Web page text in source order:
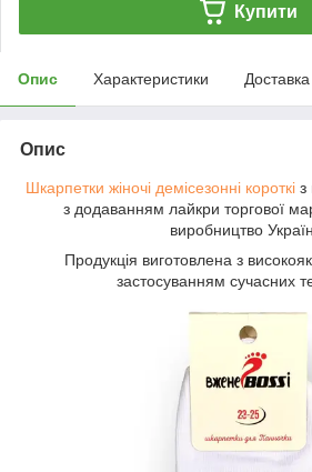
Купити
Опис Характеристики Доставка
Опис
Шкарпетки жіночі демісезонні короткіз
з додаванням лайкри торгової
виробництво
Продукція виготовлена з
застосуванням сучасних